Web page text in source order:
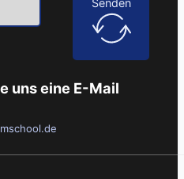
Senden
uns eine E-Mail